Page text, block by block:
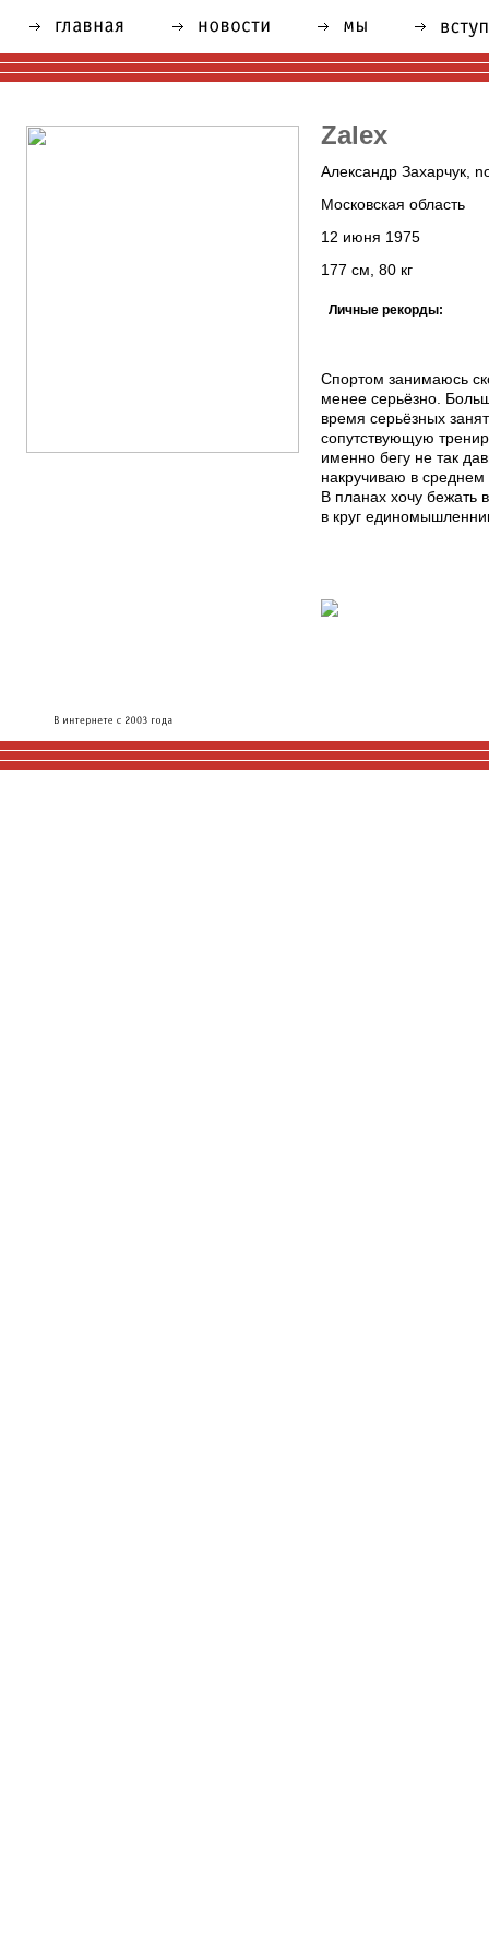
Zalex
Александр Захарчук,
Московская область
12 июня 1975
177 см, 80 кг
Личные рекорды:
Спортом занимаюсь
менее серьёзно.
время серьёзных
сопутствующую
именно бегу не так
накручиваю в
В планах хочу бежать
в круг